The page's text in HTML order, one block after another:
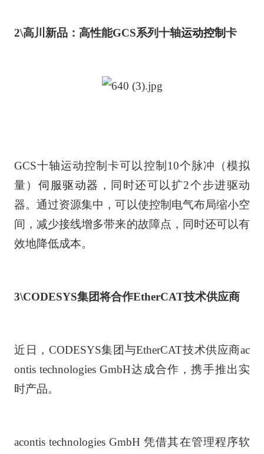
2\高川新品：高性能GCS系列十轴运动控制卡
GCS十轴运动控制卡可以控制10个脉冲（模拟
量） 伺服驱动器 ，同时还可以扩2个步进驱动
器。通过资源集中，可以使控制电气布局缩小空
间，减少接线增多带来的故障点，同时还可以有
效地降低成本。
3\CODESYS集团将合作EtherCAT技术供应商
近日，CODESYS集团与EtherCAT技术供应商ac
ontis technologies GmbH达成合作，携手推出实
时产品。
acontis technologies GmbH 凭借其在管理程序软